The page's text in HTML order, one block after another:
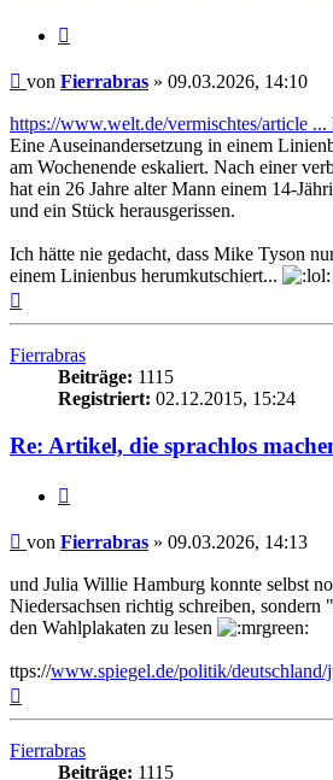
Beitrag
von Fierrabras » 09.03.2026, 14:10
https://www.welt.de/vermischtes/article ...
Eine Auseinandersetzung in einem
am Wochenende eskaliert. Nach einer
hat ein 26 Jahre alter Mann einem 14-
und ein Stück herausgerissen.
Ich hätte nie gedacht, dass Mike Tyson
einem Linienbus herumkutschiert...
Fierrabras
Beiträge: 1115
Registriert: 02.12.2015, 15:24
Re: Artikel, die sprachlos
Beitrag
von Fierrabras » 09.03.2026, 14:13
und Julia Willie Hamburg konnte selbst
Niedersachsen richtig schreiben, sondern
den Wahlplakaten zu lesen
ttps://www.spiegel.de/politik/
Fierrabras
Beiträge: 1115